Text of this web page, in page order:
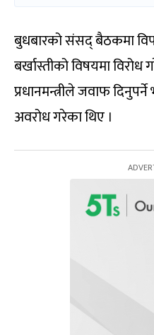
बुधबारको संसद् बैठकमा
बर्खास्तीको विषयमा
प्रधानमन्त्रीले जवाफ
अवरोध गरेका थिए ।